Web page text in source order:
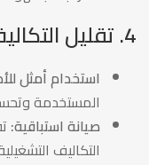
4. تقليل التكاليف وزيادة العائد
استخدام أمثل
المستخدمة
صيانة استباقية:
التكاليف